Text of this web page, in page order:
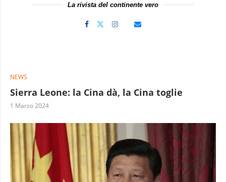
La rivista del continente vero
NEWS
Sierra Leone: la Cina dà, la Cina toglie
1 Marzo 2024